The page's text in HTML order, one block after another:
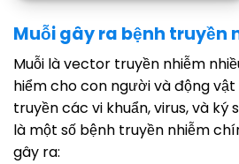
Muỗi gây ra bệnh truyền
Muỗi là vector truyền nhiễm
hiểm cho con người và động
truyền các vi khuẩn, virus, và ký
là một số bệnh truyền nhiễm
gây ra: